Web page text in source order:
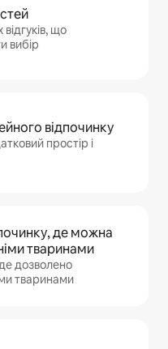
що
вибір
відпочинку
простір і
де можна
тваринами
дозволено
тваринами